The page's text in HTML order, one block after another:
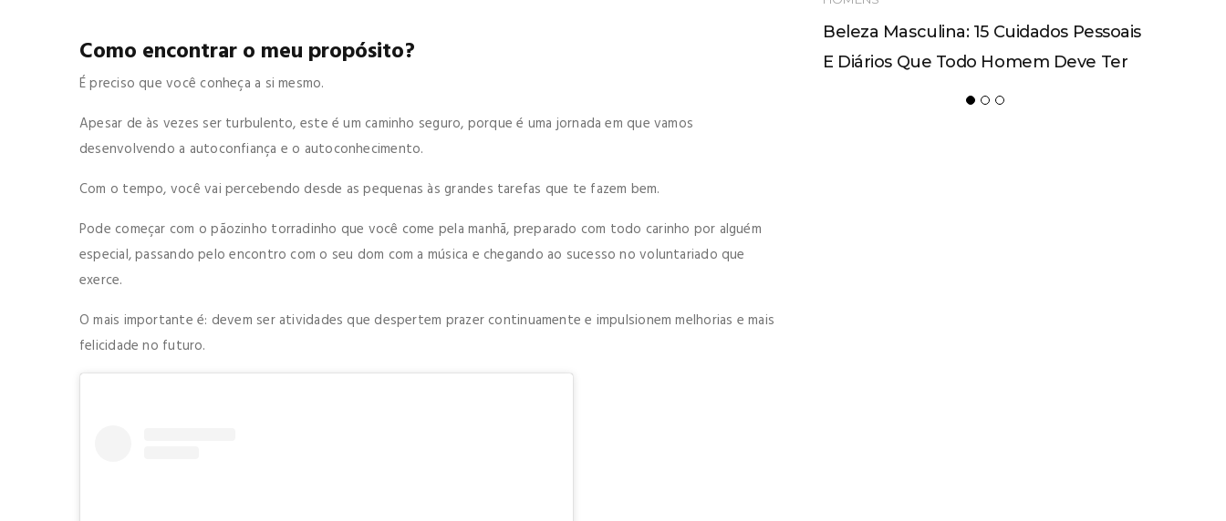
Como encontrar o meu propósito?
É preciso que você conheça a si mesmo.
Apesar de às vezes ser turbulento, este é um caminho seguro, porque é uma jornada em que vamos
desenvolvendo a autoconfiança e o autoconhecimento.
Com o tempo, você vai percebendo desde as pequenas às grandes tarefas que te fazem bem.
Pode começar com o pãozinho torradinho que você come pela manhã, preparado com todo carinho por alguém
especial, passando pelo encontro com o seu dom com a música e chegando ao sucesso no voluntariado que
exerce.
O mais importante é: devem ser atividades que despertem prazer continuamente e impulsionem melhorias e mais
felicidade no futuro.
Beleza Masculina: 15 Cuidados Pessoais
E Diários Que Todo Homem Deve Ter